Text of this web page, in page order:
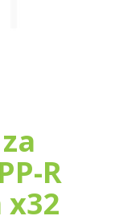
R
x32